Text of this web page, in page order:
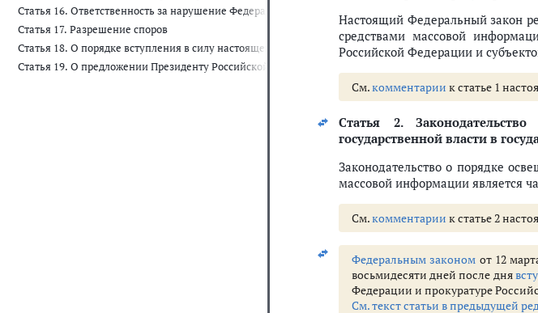
Статья 16. Ответственность за нарушение Федерального закона
Статья 17. Разрешение споров
Статья 18. О порядке вступления в силу настоящего Федерального закона
Статья 19. О предложении Президенту Российской Федерации и поручении Правительству Российской
Настоящий Федеральный закон
средствами массовой
Российской Федерации и
См.комментарии к статье 1
Статья 2.
государственной власти в
Законодательство о порядке
массовой информации является
См.комментарии к статье 2
Федеральным законом от 12
восьмидесяти дней после дня
Федерации и прокуратуре
См. текст статьи в предыдущей